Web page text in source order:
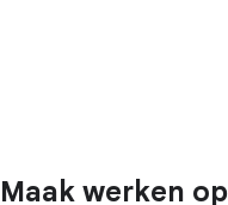
Maak werken